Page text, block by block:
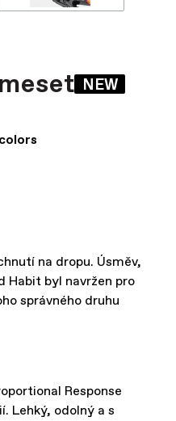
NEW
na dropu. Úsměv,
Habit byl navržen pro
správného druhu
Response
Lehký, odolný a s